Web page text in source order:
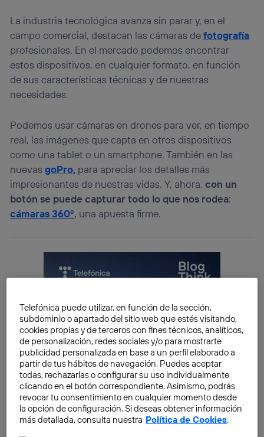
La industria tecnológica avanza sin parar y, en el
campo comercial, destacan las cámaras defotografía
profesionales. En el mercado podemos encontrar
estos dispositivos, en cualquier formato, en función
de sus características técnicas y de nuestras
necesidades.
Podemos usar cámaras en drones para ver, en tiempo
real, las imágenes que capta en otros dispositivos
como una tablet o un smartphone. También en las
nuevasgoPro, para apreciar los detalles más
impresionantes de nuestras vidas. Y, ahora,con un
botón se puede capturar todo lo que nos rodea:
cámaras 360º, una apuesta firme.
Telefónica puede utilizar, en función de la sección,
subdominio o apartado del sitio web que estés visitando,
cookies propias y de terceros con fines técnicos, analíticos,
de personalización, redes sociales y/o para mostrarte
publicidad personalizada en base a un perfil elaborado a
partir de tus hábitos de navegación. Puedes aceptar
todas, rechazarlas o configurar su uso individualmente
clicando en el botón correspondiente. Asimismo, podrás
revocar tu consentimiento en cualquier momento desde
la opción de configuración. Si deseas obtener información
más detallada, consulta nuestra Política de Cookies.